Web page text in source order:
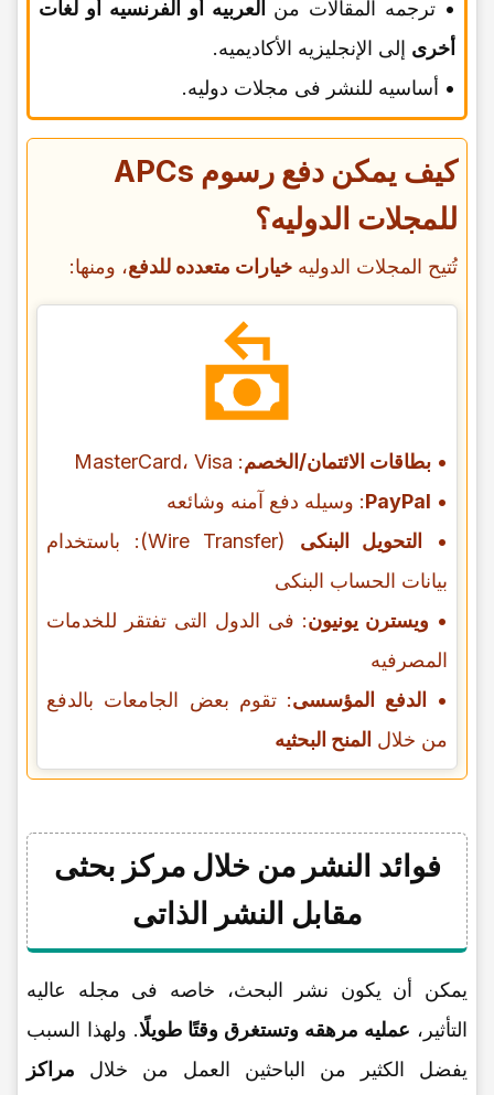
• ترجمه المقالات من
العربیه أو الفرنسیه أو لغات
أخرى إلى الإنجلیزیه الأکادیمیه.
• أساسیه للنشر فی مجلات دولیه.
کیف یمکن دفع رسوم APCs
للمجلات الدولیه؟
تُتیح المجلات الدولیه خیارات متعدده للدفع، ومنها:
• بطاقات الائتمان/الخصم: MasterCard، Visa
•
PayPal: وسیله دفع آمنه وشائعه
•
التحویل البنکی
(Wire Transfer): باستخدام
بیانات الحساب البنکی
• ویسترن یونیون: فی الدول التی تفتقر للخدمات
المصرفیه
•
الدفع المؤسسی: تقوم بعض الجامعات بالدفع
من خلال المنح البحثیه
فوائد النشر من خلال مرکز بحثی
مقابل النشر الذاتی
یمکن أن یکون نشر البحث، خاصه فی مجله عالیه
التأثیر، عملیه مرهقه وتستغرق وقتًا طویلًا. ولهذا السبب
یفضل الکثیر من الباحثین العمل من خلال مراکز